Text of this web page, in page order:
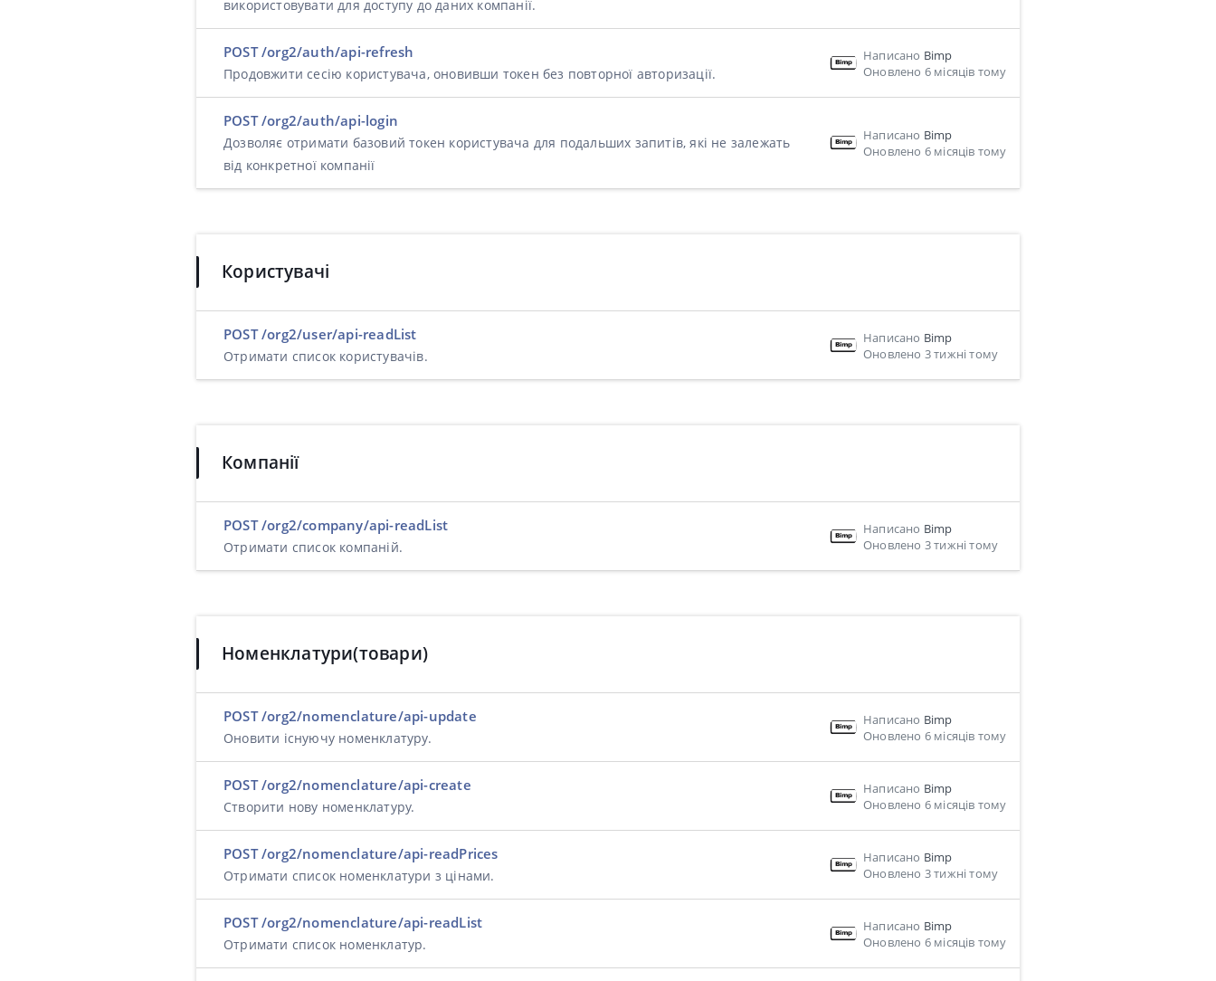
використовувати для доступу до даних компанії.
POST /org2/auth/api-refresh
Продовжити сесію користувача, оновивши токен без повторної авторизації.
Написано Bimp
Оновлено 6 місяців тому
POST /org2/auth/api-login
Дозволяє отримати базовий токен користувача для подальших запитів, які не залежать
від конкретної компанії
Написано Bimp
Оновлено 6 місяців тому
Користувачі
POST /org2/user/api-readList
Отримати список користувачів.
Написано Bimp
Оновлено 3 тижні тому
Компанії
POST /org2/company/api-readList
Отримати список компаній.
Написано Bimp
Оновлено 3 тижні тому
Номенклатури(товари)
POST /org2/nomenclature/api-update
Оновити існуючу номенклатуру.
Написано Bimp
Оновлено 6 місяців тому
POST /org2/nomenclature/api-create
Створити нову номенклатуру.
Написано Bimp
Оновлено 6 місяців тому
POST /org2/nomenclature/api-readPrices
Отримати список номенклатури з цінами.
Написано Bimp
Оновлено 3 тижні тому
POST /org2/nomenclature/api-readList
Отримати список номенклатур.
Написано Bimp
Оновлено 6 місяців тому